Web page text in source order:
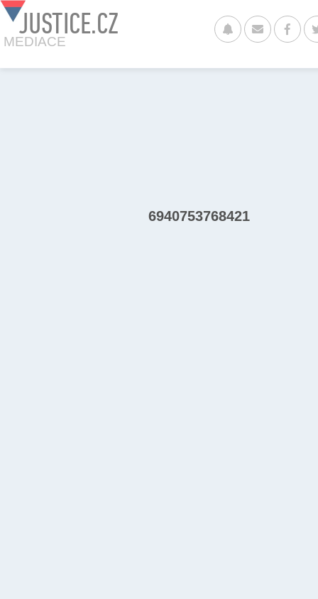
JUSTICE.CZ
MEDIACE
6940753768421